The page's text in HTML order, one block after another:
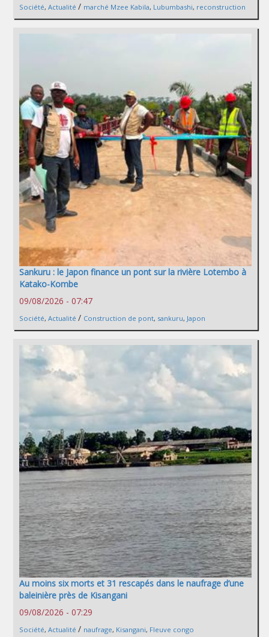
Société, Actualité / marché Mzee Kabila, Lubumbashi, reconstruction
Sankuru : le Japon finance un pont sur la rivière Lotembo à
Katako-Kombe
09/08/2026 - 07:47
Société, Actualité / Construction de pont, sankuru, Japon
Au moins six morts et 31 rescapés dans le naufrage d’une
baleinière près de Kisangani
09/08/2026 - 07:29
Société, Actualité / naufrage, Kisangani, Fleuve congo